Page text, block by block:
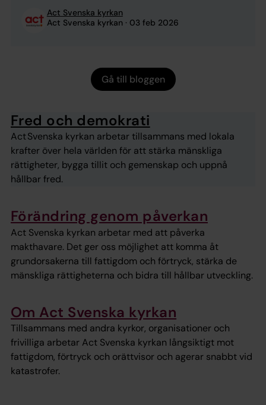
åtta och tio miljoner saknar värme, el eller vatten
och Ukraina går igenom sin svåraste krigsvinter
Act Svenska kyrkan
Act Svenska kyrkan
03 feb 2026
Gå till bloggen
Fred och demokrati
Act Svenska kyrkan arbetar tillsammans med lokala
krafter över hela världen för att stärka mänskliga
rättigheter, bygga tillit och gemenskap och uppnå
hållbar fred.
Förändring genom påverkan
Act Svenska kyrkan arbetar med att påverka
makthavare. Det ger oss möjlighet att komma åt
grundorsakerna till fattigdom och förtryck, stärka de
mänskliga rättigheterna och bidra till hållbar utveckling.
Om Act Svenska kyrkan
Tillsammans med andra kyrkor, organisationer och
frivilliga arbetar Act Svenska kyrkan långsiktigt mot
fattigdom, förtryck och orättvisor och agerar snabbt vid
katastrofer.